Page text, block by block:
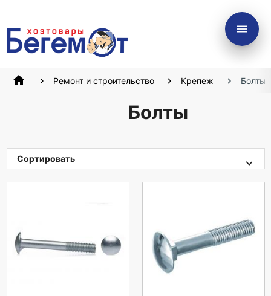
menu
home Ремонт и строительство Крепеж Болты
Болты
Сортировать